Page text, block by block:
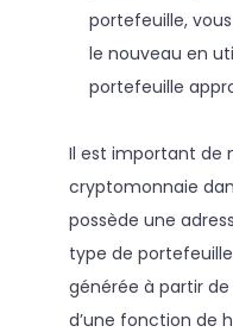
portefeuille,
le nouveau en
portefeuille
Il est important de
cryptomonnaie
possède une
type de
générée à partir de
d’une fonction de